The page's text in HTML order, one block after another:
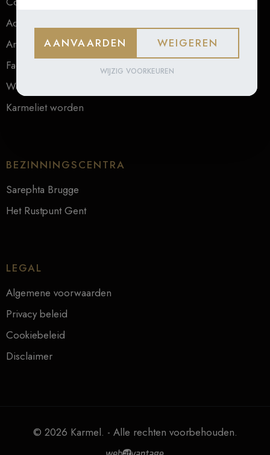
Actueel
Archief
Faq
Webwinkel
Karmeliet worden
BEZINNINGSCENTRA
Sarephta Brugge
Het Rustpunt Gent
LEGAL
Algemene voorwaarden
Privacy beleid
Cookiebeleid
Disclaimer
© 2026 Karmel. - Alle rechten voorbehouden.
AANVAARDEN WEIGEREN
WIJZIG VOORKEUREN